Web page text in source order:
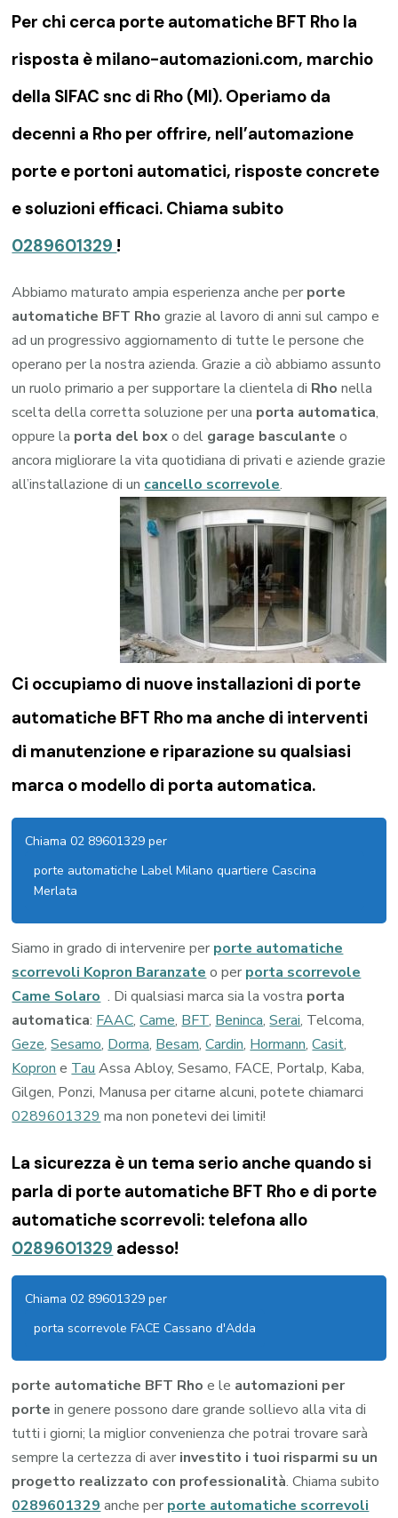
Per chi cerca porte automatiche BFT Rho la
risposta è milano-automazioni.com, marchio
della SIFAC snc di Rho (MI). Operiamo da
decenni a Rho per offrire, nell’automazione
porte e portoni automatici, risposte concrete
e soluzioni efficaci. Chiama subito
0289601329 !
Abbiamo maturato ampia esperienza anche per porte
automatiche BFT Rho grazie al lavoro di anni sul campo e
ad un progressivo aggiornamento di tutte le persone che
operano per la nostra azienda. Grazie a ciò abbiamo assunto
un ruolo primario a per supportare la clientela di Rho nella
scelta della corretta soluzione per una porta automatica,
oppure la porta del boxo del garage basculante o
ancora migliorare la vita quotidiana di privati e aziende grazie
all’installazione di un cancello scorrevole.
Ci occupiamo di nuove installazioni di porte
automatiche BFT Rho ma anche di interventi
di manutenzione e riparazione su qualsiasi
marca o modello di porta automatica.
Chiama 02 89601329 per
porte automatiche Label Milano quartiere Cascina
Merlata
Siamo in grado di intervenire per porte automatiche
scorrevoli Kopron Baranzate o per porta scorrevole
Came Solaro . Di qualsiasi marca sia la vostra porta
automatica: FAAC,Came, BFT, Beninca,Serai, Telcoma,
Geze,Sesamo, Dorma, Besam,Cardin, Hormann,Casit,
Kopron e Tau Assa Abloy, Sesamo, FACE, Portalp, Kaba,
Gilgen, Ponzi, Manusa per citarne alcuni, potete chiamarci
0289601329 ma non ponetevi dei limiti!
La sicurezza è un tema serio anche quando si
parla di porte automatiche BFT Rho e di porte
automatiche scorrevoli: telefona allo
0289601329 adesso!
Chiama 02 89601329 per
porta scorrevole FACE Cassano d'Adda
porte automatiche BFT Rhoe le automazioni per
portein genere possono dare grande sollievo alla vita di
tutti i giorni; la miglior convenienza che potrai trovare sarà
sempre la certezza di aver investito i tuoi risparmi su un
progetto realizzato con professionalità. Chiama subito
0289601329anche per porte automatiche scorrevoli